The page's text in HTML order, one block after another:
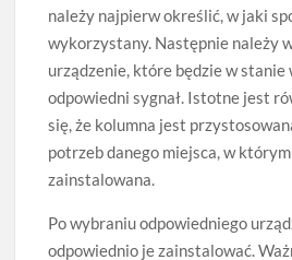
należy najpierw określić, w jaki
wykorzystany. Następnie należy
urządzenie, które będzie w stanie
odpowiedni sygnał. Istotne jest
się, że kolumna jest
potrzeb danego miejsca, w
zainstalowana.
Po wybraniu odpowiedniego
odpowiednio je zainstalować.